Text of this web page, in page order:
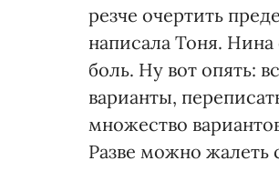
резче очертить
написала Тоня. Нина
боль. Ну вот опять:
варианты,
множество
Разве можно жалеть